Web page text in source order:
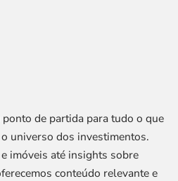
de partida para tudo o que
universo dos investimentos.
imóveis até insights sobre
conteúdo relevante e